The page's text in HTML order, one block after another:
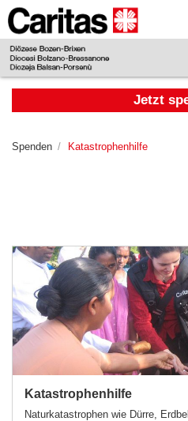
Zum
Hauptinhalt
springen
Jetzt
Spenden Katastrophenhilfe
Katastrophenhilfe
Naturkatastrophen wie Dürre,